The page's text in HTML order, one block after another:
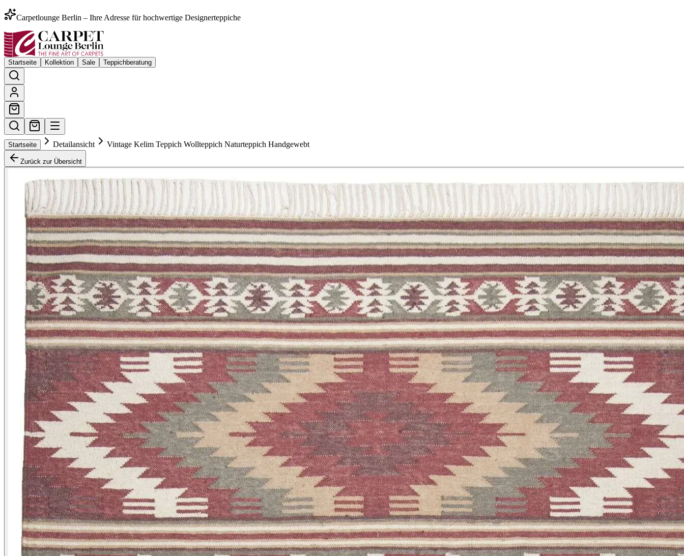
Carpetlounge Berlin – Ihre Adresse für hochwertige Designerteppiche
Startseite Kollektion Sale Teppichberatung
Startseite Detailansicht Vintage Kelim Teppich Wollteppich Naturteppich Handgewebt
Zurück zur Übersicht